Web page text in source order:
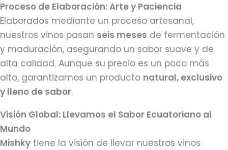
Proceso de Elaboración: Arte y Paciencia
Elaborados mediante un proceso artesanal,
nuestros vinos pasan seis meses de fermentación
y maduración, asegurando un sabor suave y de
alta calidad. Aunque su precio es un poco más
alto, garantizamos un producto natural, exclusivo
y lleno de sabor.
Visión Global: Llevamos el Sabor Ecuatoriano al
Mundo
Mishky tiene la visión de llevar nuestros vinos